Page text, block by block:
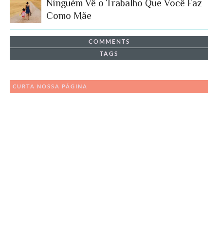
Ninguém Vê o Trabalho Que Você Faz
Como Mãe
COMMENTS
TAGS
CURTA NOSSA PÁGINA